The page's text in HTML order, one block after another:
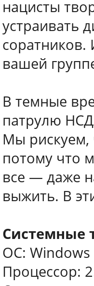
нацисты
устраивать
соратников.
вашей
В темные
патрулю
Мы рискуем,
потому что
все — даже
выжить. В
Системные
ОС: Windows
Процессор: